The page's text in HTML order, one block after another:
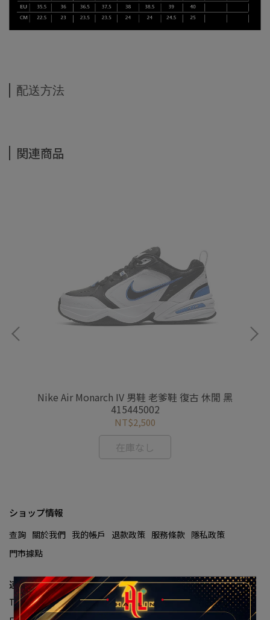
配送方法
関連商品
Nike Air Monarch IV 男鞋 老爹鞋 復古 休閒 黑
415445002
NT$2,500
在庫なし
ショップ情報
查詢 關於我們 我的帳戶 退款政策 服務條款 隱私政策
門市據點
連絡先情報
TEL：0912345678